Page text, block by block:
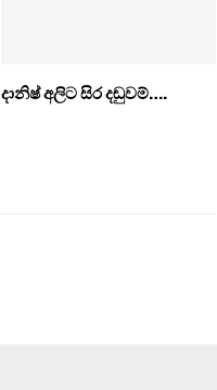
දානිෂ් අලිට සිර දඬුවම්….